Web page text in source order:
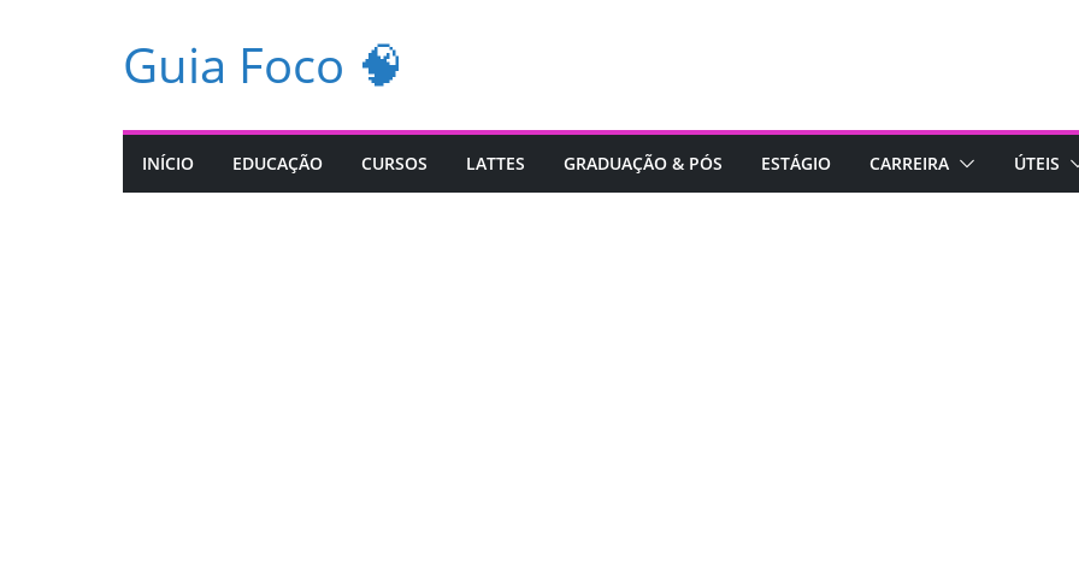
Guia Foco 🧠
INÍCIO EDUCAÇÃO CURSOS LATTES GRADUAÇÃO & PÓS ESTÁGIO CARREIRA ÚTEIS